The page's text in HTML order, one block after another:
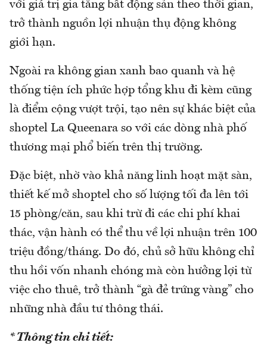
với giá trị gia tăng bất động sản theo thời gian,
trở thành nguồn lợi nhuận thụ động không
giới hạn.
Ngoài ra không gian xanh bao quanh và hệ
thống tiện ích phức hợp tổng khu đi kèm cũng
là điểm cộng vượt trội, tạo nên sự khác biệt của
shoptel La Queenara so với các dòng nhà phố
thương mại phổ biến trên thị trường.
Đặc biệt, nhờ vào khả năng linh hoạt mặt sàn,
thiết kế mở shoptel cho số lượng tối đa lên tới
15 phòng/căn, sau khi trừ đi các chi phí khai
thác, vận hành có thể thu về lợi nhuận trên 100
triệu đồng/tháng. Do đó, chủ sở hữu không chỉ
thu hồi vốn nhanh chóng mà còn hưởng lợi từ
việc cho thuê, trở thành “gà đẻ trứng vàng” cho
những nhà đầu tư thông thái.
* Thông tin chi tiết: